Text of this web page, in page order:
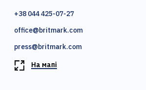
+38 044 425-07-27
office@britmark.com
press@britmark.com
На мапі